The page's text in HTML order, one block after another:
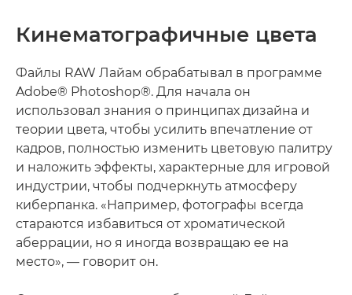
Кинематографичные цвета
Файлы RAW Лайам обрабатывал в программе
Adobe® Photoshop®. Для начала он
использовал знания о принципах дизайна и
теории цвета, чтобы усилить впечатление от
кадров, полностью изменить цветовую палитру
и наложить эффекты, характерные для игровой
индустрии, чтобы подчеркнуть атмосферу
киберпанка. «Например, фотографы всегда
стараются избавиться от хроматической
аберрации, но я иногда возвращаю ее на
место», — говорит он.